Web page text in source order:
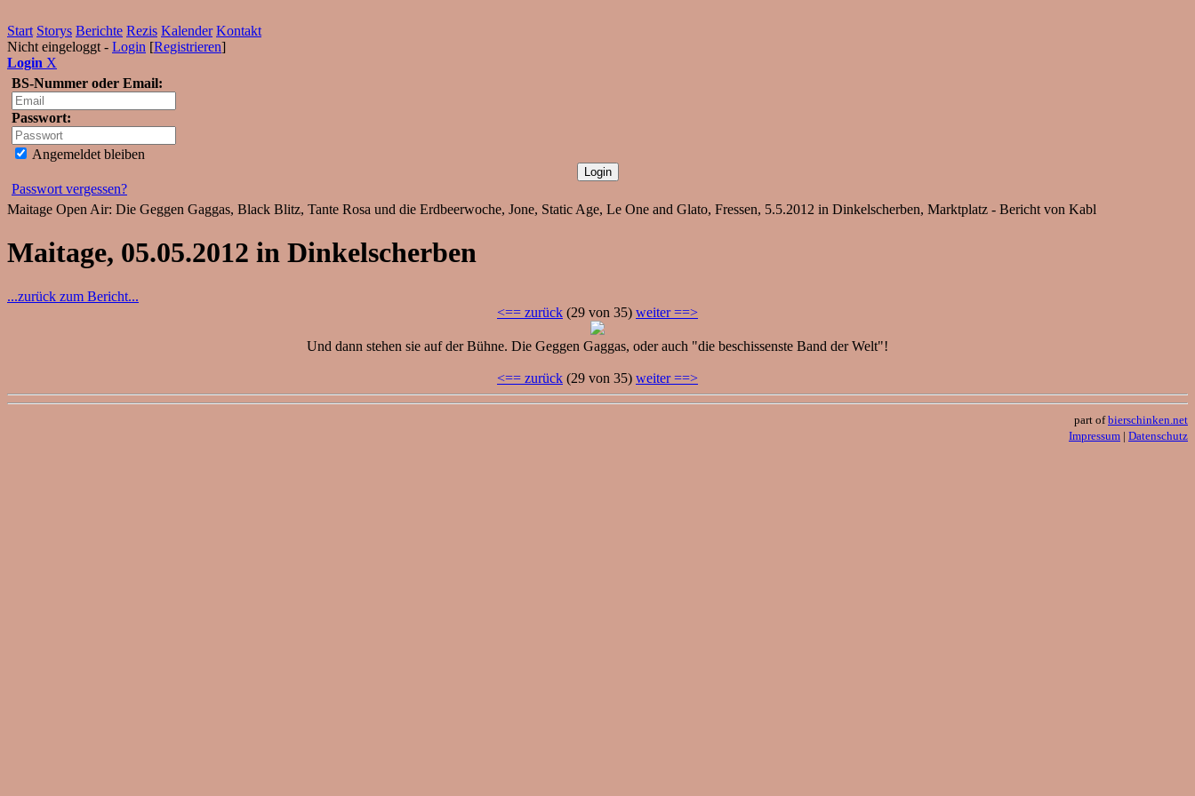
Start Storys Berichte Rezis Kalender Kontakt
Nicht eingeloggt - Login [Registrieren]
Login X
BS-Nummer oder Email:
Passwort:
Angemeldet bleiben
Passwort vergessen?
Maitage Open Air: Die Geggen Gaggas, Black Blitz, Tante Rosa und die Erdbeerwoche, Jone, Static Age, Le One and Glato, Fressen, 5.5.2012 in Dinkelscherben, Marktplatz - Bericht von Kabl
Maitage, 05.05.2012 in Dinkelscherben
...zurück zum Bericht...
<== zurück (29 von 35) weiter ==>
Und dann stehen sie auf der Bühne. Die Geggen Gaggas, oder auch "die beschissenste Band der Welt"!
<== zurück (29 von 35) weiter ==>
part ofbierschinken.net
Impressum | Datenschutz